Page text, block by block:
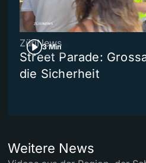
3 Min
ZüriNews
Street Parade:
die Sicherheit
Weitere News